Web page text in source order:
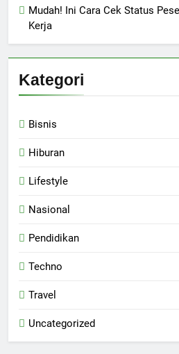
Mudah! Ini Cara Cek Status
Kerja
Kategori
Bisnis
Hiburan
Lifestyle
Nasional
Pendidikan
Techno
Travel
Uncategorized